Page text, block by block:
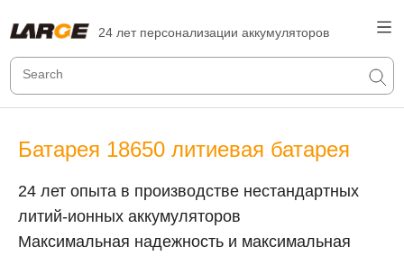
24 лет персонализации аккумуляторов
Батарея 18650 литиевая батарея
24 лет опыта в производстве нестандартных
литий-ионных аккумуляторов
Максимальная надежность и максимальная